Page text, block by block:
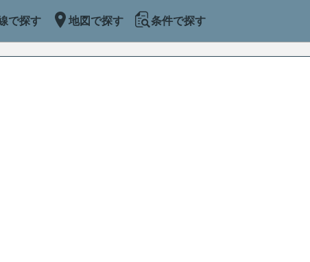
で探す 地図で探す 条件で探す